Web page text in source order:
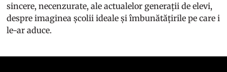
sincere, necenzurate, ale actualelor generații de elevi,
despre imaginea școlii ideale și îmbunătățirile pe care i
le-ar aduce.